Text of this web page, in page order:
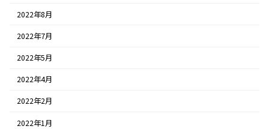
2022年8月
2022年7月
2022年5月
2022年4月
2022年2月
2022年1月